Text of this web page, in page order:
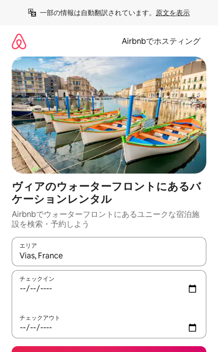
一部の情報は自動翻訳されています。 原文を表示
Airbnbでホスティング
ヴィアのウォーターフロントにあるバ
ケーションレンタル
Airbnbでウォーターフロントにあるユニークな宿泊施
設を検索・予約しよう
エリア
検索結果が表示されたら、上下の矢印キーを使って移動するか
チェックイン
チェックアウト